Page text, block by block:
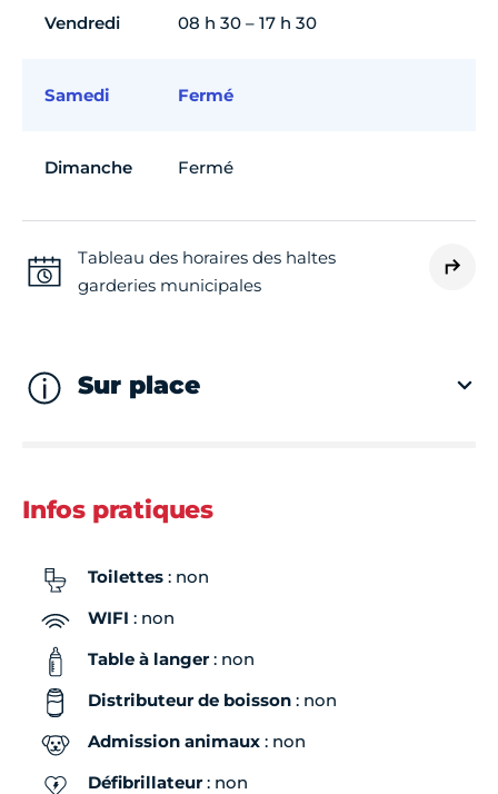
Vendredi 08 h 30 – 17 h 30
Samedi Fermé
Dimanche Fermé
Tableau des horaires des haltes
garderies municipales
Sur place
Infos pratiques
Toilettes : non
WIFI : non
Table à langer: non
Distributeur de boisson : non
Admission animaux : non
Défibrillateur: non